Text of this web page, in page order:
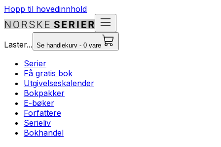
Hopp til hovedinnhold
Laster... Se handlekurv - 0 vare
Serier
Få gratis bok
Utgivelseskalender
Bokpakker
E-bøker
Forfattere
Serieliv
Bokhandel